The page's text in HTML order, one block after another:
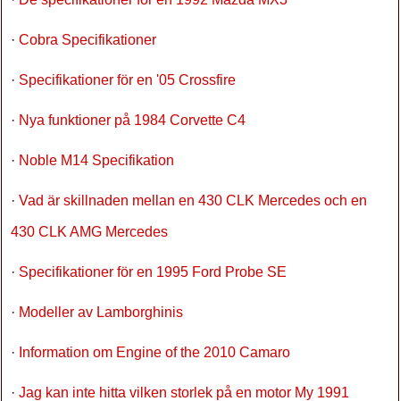
· Cobra Specifikationer
· Specifikationer för en '05 Crossfire
· Nya funktioner på 1984 Corvette C4
· Noble M14 Specifikation
· Vad är skillnaden mellan en 430 CLK Mercedes och en
430 CLK AMG Mercedes
· Specifikationer för en 1995 Ford Probe SE
· Modeller av Lamborghinis
· Information om Engine of the 2010 Camaro
· Jag kan inte hitta vilken storlek på en motor My 1991